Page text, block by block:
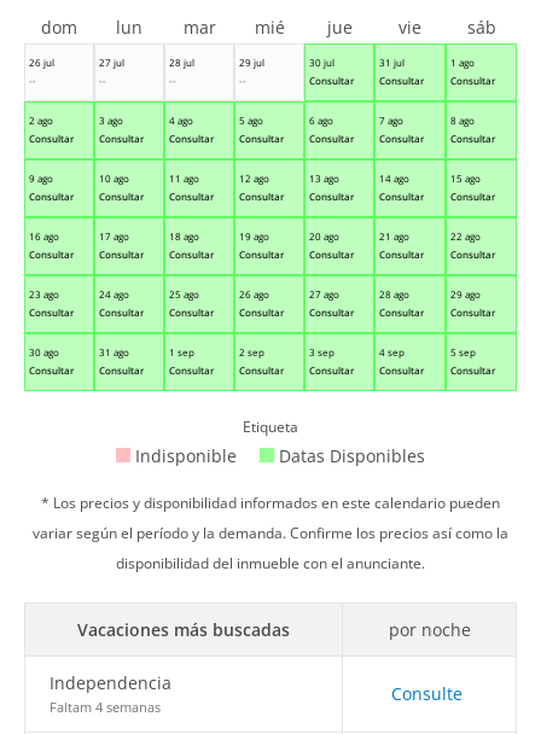
26 jul
--
27 jul
--
28 jul
--
29 jul
--
30 jul
Consultar
31 jul
Consultar
1 ago
Consultar
2 ago
Consultar
3 ago
Consultar
4 ago
Consultar
5 ago
Consultar
6 ago
Consultar
7 ago
Consultar
8 ago
Consultar
9 ago
Consultar
10 ago
Consultar
11 ago
Consultar
12 ago
Consultar
13 ago
Consultar
14 ago
Consultar
15 ago
Consultar
16 ago
Consultar
17 ago
Consultar
18 ago
Consultar
19 ago
Consultar
20 ago
Consultar
21 ago
Consultar
22 ago
Consultar
23 ago
Consultar
24 ago
Consultar
25 ago
Consultar
26 ago
Consultar
27 ago
Consultar
28 ago
Consultar
29 ago
Consultar
30 ago
Consultar
31 ago
Consultar
1 sep
Consultar
2 sep
Consultar
3 sep
Consultar
4 sep
Consultar
5 sep
Consultar
dom lun mar mié jue vie sáb
Etiqueta
Indisponible Datas Disponibles
* Los precios y disponibilidad informados en este calendario pueden
variar según el período y la demanda. Confirme los precios así como la
disponibilidad del inmueble con el anunciante.
Vacaciones más buscadas por noche
Independencia
Faltam 4 semanas
Consulte